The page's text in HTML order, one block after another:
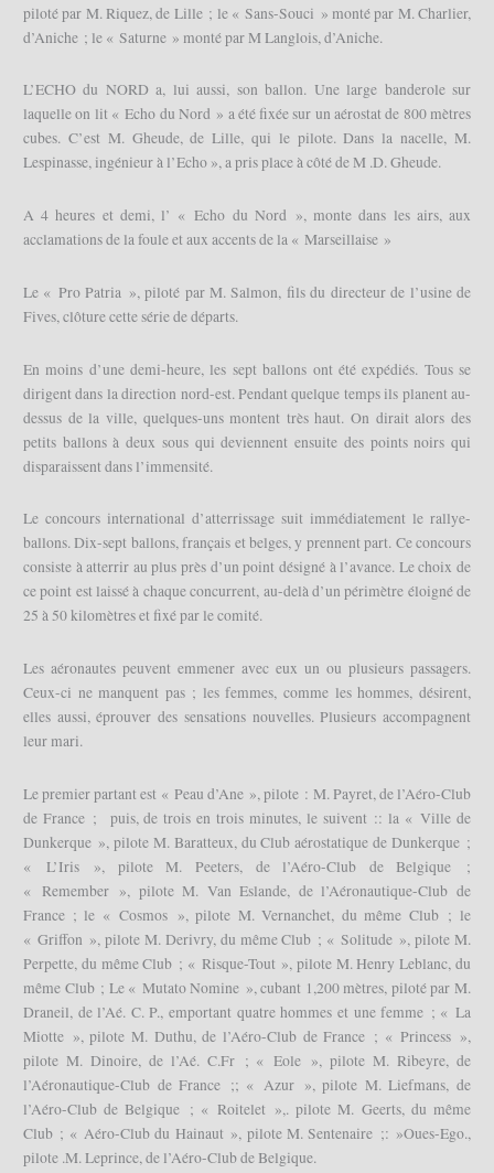
piloté par M. Riquez, de Lille ; le « Sans-Souci » monté par M. Charlier,
d’Aniche ; le « Saturne » monté par M Langlois, d’Aniche.
L’ECHO du NORD a, lui aussi, son ballon. Une large banderole sur
laquelle on lit « Echo du Nord » a été fixée sur un aérostat de 800 mètres
cubes. C’est M. Gheude, de Lille, qui le pilote. Dans la nacelle, M.
Lespinasse, ingénieur à l’Echo », a pris place à côté de M .D. Gheude.
A 4 heures et demi, l’ « Echo du Nord », monte dans les airs, aux
acclamations de la foule et aux accents de la « Marseillaise »
Le « Pro Patria », piloté par M. Salmon, fils du directeur de l’usine de
Fives, clôture cette série de départs.
En moins d’une demi-heure, les sept ballons ont été expédiés. Tous se
dirigent dans la direction nord-est. Pendant quelque temps ils planent au-
dessus de la ville, quelques-uns montent très haut. On dirait alors des
petits ballons à deux sous qui deviennent ensuite des points noirs qui
disparaissent dans l’immensité.
Le concours international d’atterrissage suit immédiatement le rallye-
ballons. Dix-sept ballons, français et belges, y prennent part. Ce concours
consiste à atterrir au plus près d’un point désigné à l’avance. Le choix de
ce point est laissé à chaque concurrent, au-delà d’un périmètre éloigné de
25 à 50 kilomètres et fixé par le comité.
Les aéronautes peuvent emmener avec eux un ou plusieurs passagers.
Ceux-ci ne manquent pas ; les femmes, comme les hommes, désirent,
elles aussi, éprouver des sensations nouvelles. Plusieurs accompagnent
leur mari.
Le premier partant est « Peau d’Ane », pilote : M. Payret, de l’Aéro-Club
de France ; puis, de trois en trois minutes, le suivent :: la « Ville de
Dunkerque », pilote M. Baratteux, du Club aérostatique de Dunkerque ;
« L’Iris », pilote M. Peeters, de l’Aéro-Club de Belgique ;
« Remember », pilote M. Van Eslande, de l’Aéronautique-Club de
France ; le « Cosmos », pilote M. Vernanchet, du même Club ; le
« Griffon », pilote M. Derivry, du même Club ; « Solitude », pilote M.
Perpette, du même Club ; « Risque-Tout », pilote M. Henry Leblanc, du
même Club ; Le « Mutato Nomine », cubant 1,200 mètres, piloté par M.
Draneil, de l’Aé. C. P., emportant quatre hommes et une femme ; « La
Miotte », pilote M. Duthu, de l’Aéro-Club de France ; « Princess »,
pilote M. Dinoire, de l’Aé. C.Fr ; « Eole », pilote M. Ribeyre, de
l’Aéronautique-Club de France ;; « Azur », pilote M. Liefmans, de
l’Aéro-Club de Belgique ; « Roitelet »,. pilote M. Geerts, du même
Club ; « Aéro-Club du Hainaut », pilote M. Sentenaire ;: »Oues-Ego.,
pilote .M. Leprince, de l’Aéro-Club de Belgique.